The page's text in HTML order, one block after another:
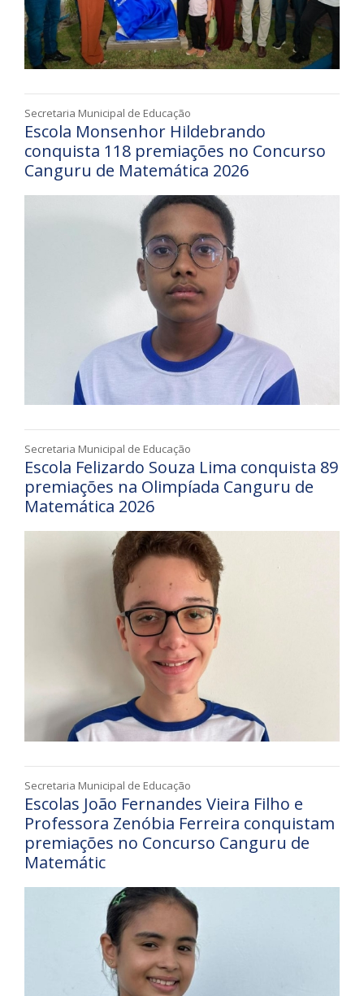
Secretaria Municipal de Educação
Escola Monsenhor Hildebrando
conquista 118 premiações no Concurso
Canguru de Matemática 2026
Secretaria Municipal de Educação
Escola Felizardo Souza Lima conquista 89
premiações na Olimpíada Canguru de
Matemática 2026
Secretaria Municipal de Educação
Escolas João Fernandes Vieira Filho e
Professora Zenóbia Ferreira conquistam
premiações no Concurso Canguru de
Matemátic